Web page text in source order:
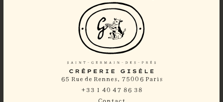
65 Rue de Rennes, 75006 Paris
+33 1 40 47 86 38